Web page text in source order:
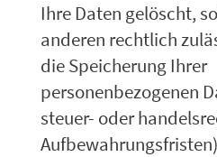
Ihre Daten gelöscht,
anderen rechtlich
die Speicherung Ihrer
personenbezogenen
steuer- oder